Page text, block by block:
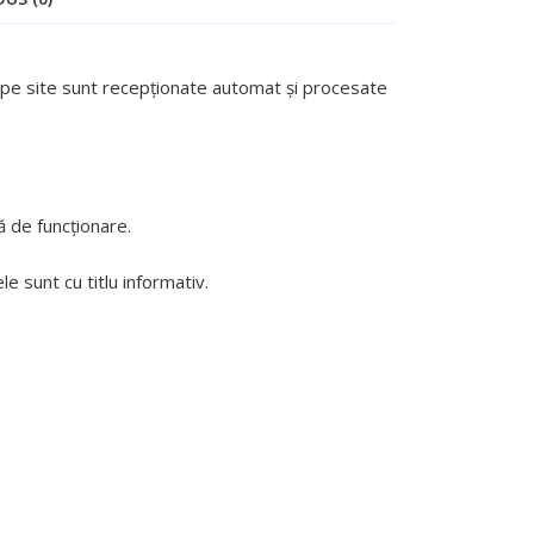
site sunt recepționate automat și procesate
de funcționare.
sunt cu titlu informativ.